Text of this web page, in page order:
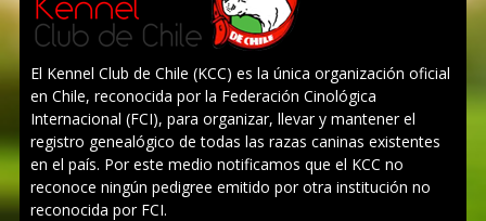
El Kennel Club de Chile (KCC) es la única organización oficial
en Chile, reconocida por la Federación Cinológica
Internacional (FCI), para organizar, llevar y mantener el
registro genealógico de todas las razas caninas existentes
en el país. Por este medio notificamos que el KCC no
reconoce ningún pedigree emitido por otra institución no
reconocida por FCI.